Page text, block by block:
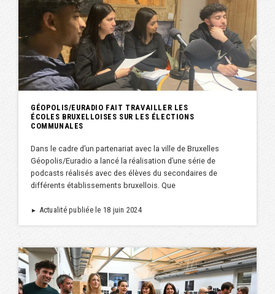
GÉOPOLIS/EURADIO FAIT TRAVAILLER LES
ÉCOLES BRUXELLOISES SUR LES ÉLECTIONS
COMMUNALES
Dans le cadre d’un partenariat avec la ville de Bruxelles
Géopolis/Euradio a lancé la réalisation d’une série de
podcasts réalisés avec des élèves du secondaires de
différents établissements bruxellois. Que
► Actualité publiée le 18 juin 2024